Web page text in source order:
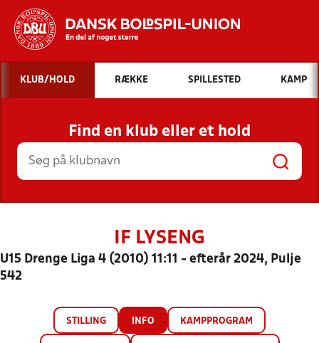
Hvad vil du søge efter?
INDHOLD OG NYHEDER
STILLINGER, RESULTATER, KLUBBER OG
HOLD
KLUB/HOLD RÆKKE SPILLESTED KAMP
Find en klub eller et hold
IF LYSENG
U15 Drenge Liga 4 (2010) 11:11 - efterår 2024, Pulje
542
STILLING INFO KAMPPROGRAM